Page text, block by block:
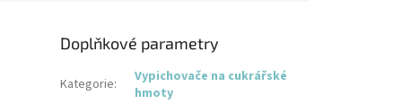
Doplňkové parametry
Kategorie:
Vypichovače na cukrářské
hmoty